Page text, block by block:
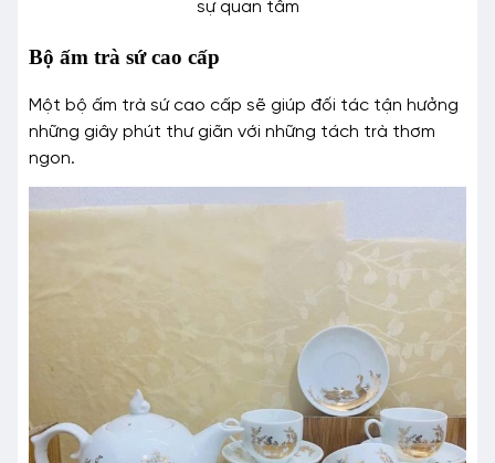
sự quan tâm
Bộ ấm trà sứ cao cấp
Một bộ ấm trà sứ cao cấp sẽ giúp đối tác tận hưởng
những giây phút thư giãn với những tách trà thơm
ngon.